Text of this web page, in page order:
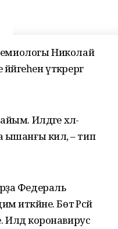
Николай
үткәрергә
Илдәге хәл-
ышанғы килә, – тип
Федераль
иткәйне. Бөтә Рәсәй
Илдә коронавирус